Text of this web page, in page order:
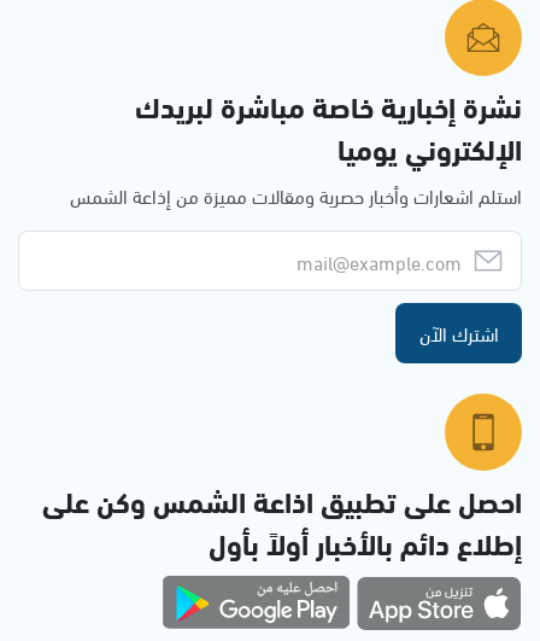
نشرة إخبارية خاصة مباشرة لبريدك
الإلكتروني يوميا
استلم اشعارات وأخبار حصرية ومقالات مميزة من إذاعة الشمس
اشترك الآن
احصل على تطبيق اذاعة الشمس وكن على
إطلاع دائم بالأخبار أولاً بأول